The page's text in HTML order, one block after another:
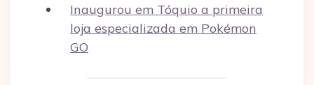
Inaugurou em Tóquio a primeira
loja especializada em Pokémon
GO